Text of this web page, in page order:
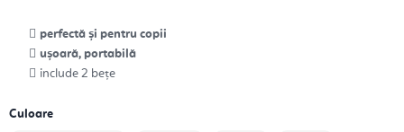
perfectă și pentru copii
ușoară, portabilă
include 2 bețe
Culoare